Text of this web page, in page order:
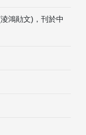
鴻勛文)，刊於中